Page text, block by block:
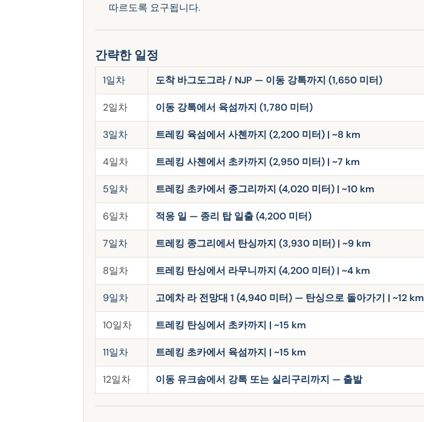
따르도록 요구됩니다.
간략한 일정
1일차 도착 바그도그라 / NJP — 이동 강톡까지 (1,650 미터)
2일차 이동 강톡에서 육섬까지 (1,780 미터)
3일차 트레킹 육섬에서 사첸까지 (2,200 미터) | ~8 km
4일차 트레킹 사첸에서 초카까지 (2,950 미터) | ~7 km
5일차 트레킹 초카에서 종그리까지 (4,020 미터) | ~10 km
6일차 적응 일 — 종리 탑 일출 (4,200 미터)
7일차 트레킹 종그리에서 탄싱까지 (3,930 미터) | ~9 km
8일차 트레킹 탄싱에서 라무니까지 (4,200 미터) | ~4 km
9일차 고에차 라 전망대 1 (4,940 미터) — 탄싱으로 돌아가기 | ~12 km
10일차 트레킹 탄싱에서 초카까지 | ~15 km
11일차 트레킹 초카에서 육섬까지 | ~15 km
12일차 이동 유크솜에서 강톡 또는 실리구리까지 — 출발